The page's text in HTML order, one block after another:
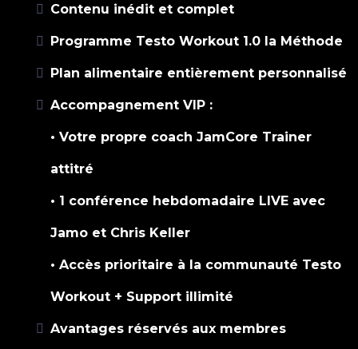
Contenu inédit et complet
Programme Testo Workout 1.0 la Méthode
Plan alimentaire entièrement personnalisé
Accompagnement VIP :
• Votre propre coach JamCore Trainer
attitré
• 1 conférence hebdomadaire LIVE avec
Jamo et Chris Keller
• Accès prioritaire à la communauté Testo
Workout + Support illimité
Avantages réservés aux membres